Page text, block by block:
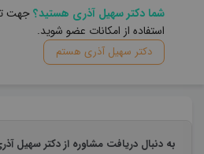
شما دکتر سهیل آذری هستید؟جهت
استفاده از امکانات عضو شوید.
دکتر سهیل آذری هستم
به دنبال دریافت مشاوره از دکتر سهیل